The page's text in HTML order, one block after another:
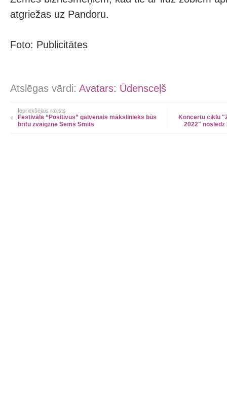
atgriežas uz Pandoru.
Foto: Publicitātes
Atslēgas vārdi: Avatars: Ūdensceļš
Iepriekšējais raksts
Festivāla “Positivus” galvenais mākslinieks būs
britu zvaigzne Sems Smits
Koncertu ciklu
2022" noslēdz